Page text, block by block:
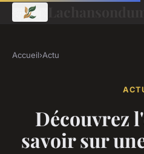
Accueil›Actu
Découvrez
savoir sur